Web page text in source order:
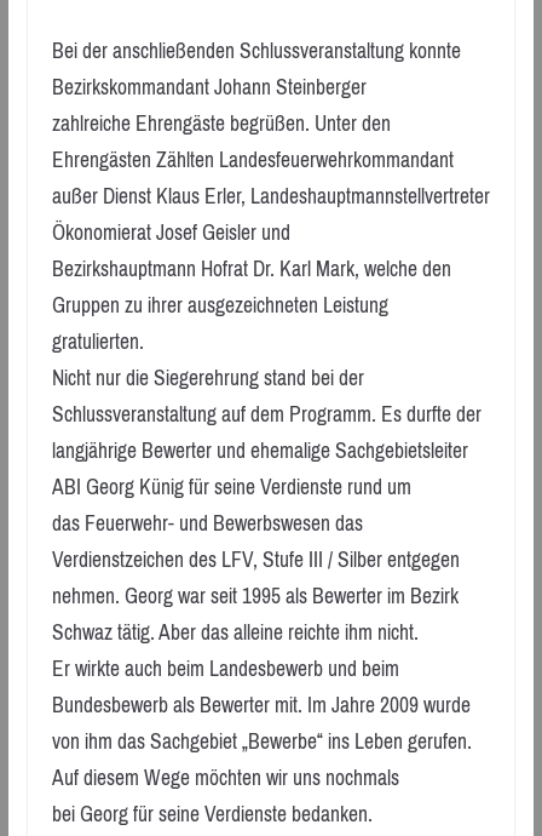
Bei der anschließenden Schlussveranstaltung konnte
Bezirkskommandant Johann Steinberger
zahlreiche Ehrengäste begrüßen. Unter den
Ehrengästen Zählten Landesfeuerwehrkommandant
außer Dienst Klaus Erler, Landeshauptmannstellvertreter
Ökonomierat Josef Geisler und
Bezirkshauptmann Hofrat Dr. Karl Mark, welche den
Gruppen zu ihrer ausgezeichneten Leistung
gratulierten.
Nicht nur die Siegerehrung stand bei der
Schlussveranstaltung auf dem Programm. Es durfte der
langjährige Bewerter und ehemalige Sachgebietsleiter
ABI Georg Künig für seine Verdienste rund um
das Feuerwehr- und Bewerbswesen das
Verdienstzeichen des LFV, Stufe III / Silber entgegen
nehmen. Georg war seit 1995 als Bewerter im Bezirk
Schwaz tätig. Aber das alleine reichte ihm nicht.
Er wirkte auch beim Landesbewerb und beim
Bundesbewerb als Bewerter mit. Im Jahre 2009 wurde
von ihm das Sachgebiet „Bewerbe“ ins Leben gerufen.
Auf diesem Wege möchten wir uns nochmals
bei Georg für seine Verdienste bedanken.